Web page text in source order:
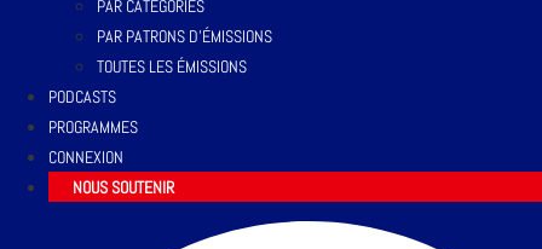
PAR CATÉGORIES
PAR PATRONS D’ÉMISSIONS
TOUTES LES ÉMISSIONS
PODCASTS
PROGRAMMES
CONNEXION
NOUS SOUTENIR